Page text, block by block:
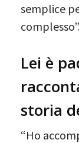
semplice
Lei è
storia
“Ho